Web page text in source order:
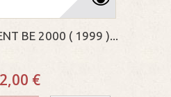
BE 2000 ( 1999 )...
€